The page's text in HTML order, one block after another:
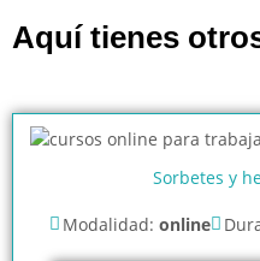
Aquí tienes
Sorbetes y
Modalidad: online